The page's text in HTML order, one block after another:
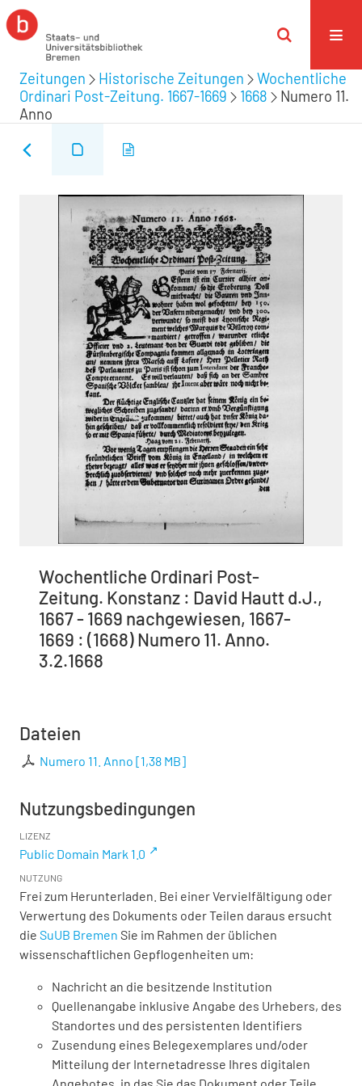
Zeitungen Historische Zeitungen
Wochentliche
Ordinari Post-Zeitung. 1667-1669
1668
Numero 11.
Anno
Wochentliche Ordinari Post-
Zeitung. Konstanz : David Hautt d.J.,
1667 - 1669 nachgewiesen, 1667-
1669 : (1668) Numero 11. Anno.
3.2.1668
Dateien
Numero 11. Anno [1,38 MB]
Nutzungsbedingungen
LIZENZ
Public Domain Mark 1.0
NUTZUNG
Frei zum Herunterladen. Bei einer Vervielfältigung oder
Verwertung des Dokuments oder Teilen daraus ersucht
die SuUB Bremen Sie im Rahmen der üblichen
wissenschaftlichen Gepflogenheiten um:
Nachricht an die besitzende Institution
Quellenangabe inklusive Angabe des Urhebers, des
Standortes und des persistenten Identifiers
Zusendung eines Belegexemplares und/oder
Mitteilung der Internetadresse Ihres digitalen